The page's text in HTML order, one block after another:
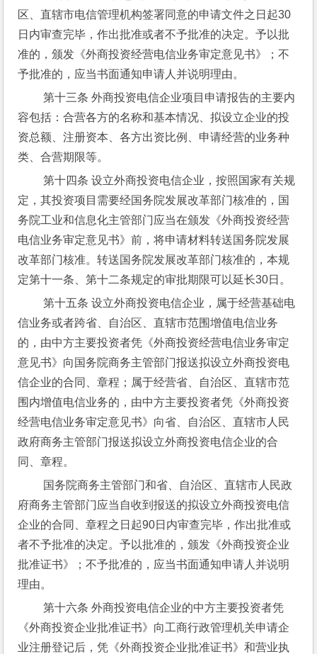
区、直辖市电信管理机构签署同意的申请文件之日起30
日内审查完毕，作出批准或者不予批准的决定。予以批
准的，颁发《外商投资经营电信业务审定意见书》；不
予批准的，应当书面通知申请人并说明理由。
第十三条 外商投资电信企业项目申请报告的主要内
容包括：合营各方的名称和基本情况、拟设立企业的投
资总额、注册资本、各方出资比例、申请经营的业务种
类、合营期限等。
第十四条 设立外商投资电信企业，按照国家有关规
定，其投资项目需要经国务院发展改革部门核准的，国
务院工业和信息化主管部门应当在颁发《外商投资经营
电信业务审定意见书》前，将申请材料转送国务院发展
改革部门核准。转送国务院发展改革部门核准的，本规
定第十一条、第十二条规定的审批期限可以延长30日。
第十五条 设立外商投资电信企业，属于经营基础电
信业务或者跨省、自治区、直辖市范围增值电信业务
的，由中方主要投资者凭《外商投资经营电信业务审定
意见书》向国务院商务主管部门报送拟设立外商投资电
信企业的合同、章程；属于经营省、自治区、直辖市范
围内增值电信业务的，由中方主要投资者凭《外商投资
经营电信业务审定意见书》向省、自治区、直辖市人民
政府商务主管部门报送拟设立外商投资电信企业的合
同、章程。
府商务主管部门应当自收到报送的拟设立外商投资电信
企业的合同、章程之日起90日内审查完毕，作出批准或
者不予批准的决定。予以批准的，颁发《外商投资企业
批准证书》；不予批准的，应当书面通知申请人并说明
理由。
第十六条 外商投资电信企业的中方主要投资者凭
《外商投资企业批准证书》向工商行政管理机关申请企
业注册登记后，凭《外商投资企业批准证书》和营业执